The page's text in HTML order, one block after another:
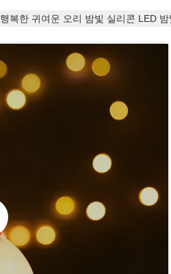
행복한 귀여운 오리 밤빛 실리콘 LED